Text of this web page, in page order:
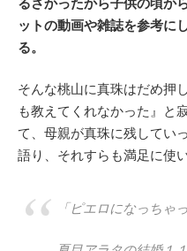
ットの動画や雑誌を参考に
る。
そんな桃山に真珠はだめ押
も教えてくれなかった』と
て、母親が真珠に残してい
語り、それすらも満足に使
「ピエロになっちゃ